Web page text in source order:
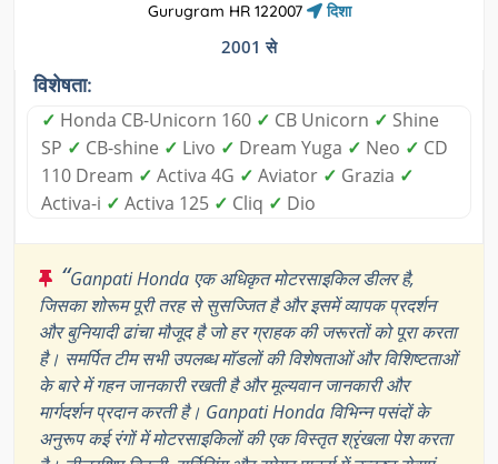
Gurugram HR 122007
दिशा
2001 से
विशेषता:
✓ Honda CB-Unicorn 160 ✓ CB Unicorn ✓ Shine
SP ✓ CB-shine ✓ Livo ✓ Dream Yuga ✓ Neo ✓ CD
110 Dream ✓ Activa 4G ✓ Aviator ✓ Grazia ✓
Activa-i ✓ Activa 125 ✓ Cliq ✓ Dio
“Ganpati Honda एक अधिकृत मोटरसाइकिल डीलर है,
जिसका शोरूम पूरी तरह से सुसज्जित है और इसमें व्यापक प्रदर्शन
और बुनियादी ढांचा मौजूद है जो हर ग्राहक की जरूरतों को पूरा करता
है। समर्पित टीम सभी उपलब्ध मॉडलों की विशेषताओं और विशिष्टताओं
के बारे में गहन जानकारी रखती है और मूल्यवान जानकारी और
मार्गदर्शन प्रदान करती है। Ganpati Honda विभिन्न पसंदों के
अनुरूप कई रंगों में मोटरसाइकिलों की एक विस्तृत श्रृंखला पेश करता